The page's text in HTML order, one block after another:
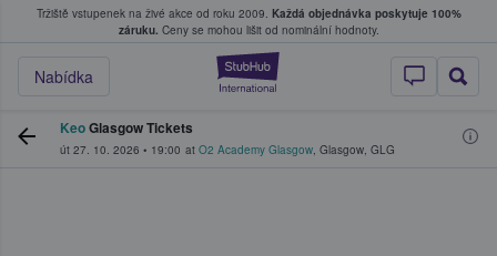
Tržiště vstupenek na živé akce od roku 2009. Každá objednávka poskytuje 100%
záruku. Ceny se mohou lišit od nominální hodnoty.
StubHub –
Nabídka
kde fanoušci kupují a prodávají vstupenky
KeoGlasgow Tickets
út 27. 10. 2026 • 19:00 at O2 Academy Glasgow, Glasgow, GLG